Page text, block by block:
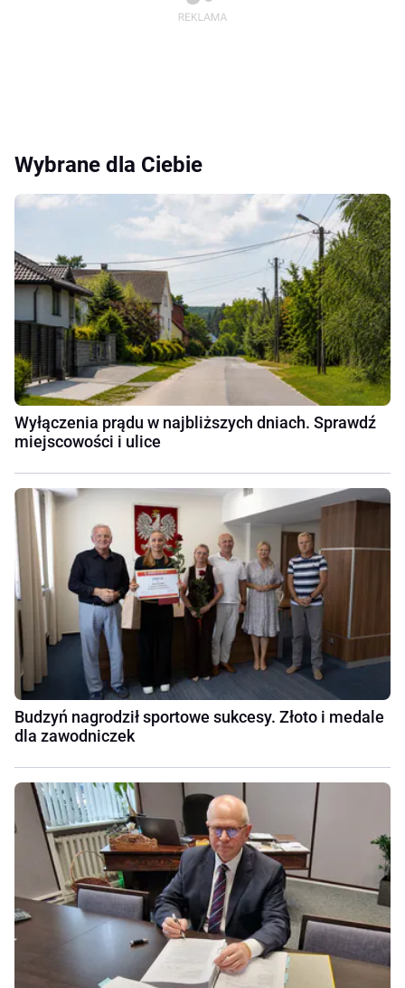
Wybrane dla Ciebie
Wyłączenia prądu w najbliższych dniach. Sprawdź
miejscowości i ulice
Budzyń nagrodził sportowe sukcesy. Złoto i medale
dla zawodniczek